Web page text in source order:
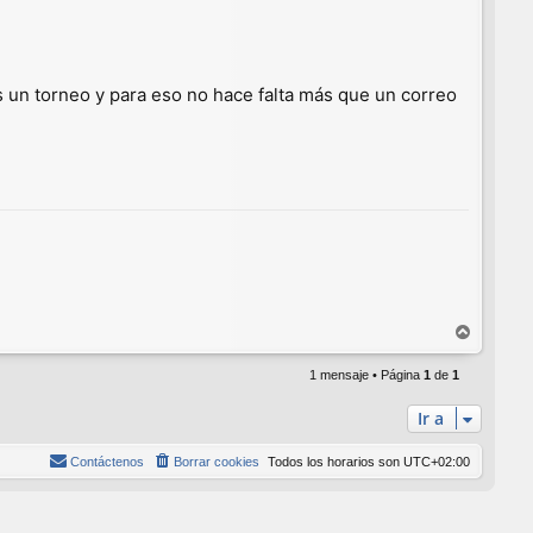
torneo y para eso no hace falta más que un correo
r
a
1 mensaje • Página 1 de 1
Ir a
Todos los horarios son UTC+02:00
Borrar cookies
Contáctenos